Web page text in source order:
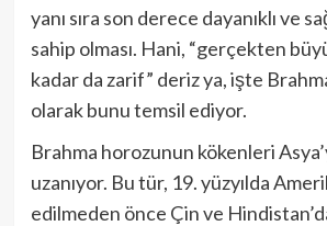
yanı sıra son derece dayanıklı ve
sahip olması. Hani, “gerçekten
kadar da zarif” deriz ya, işte
olarak bunu temsil ediyor.
Brahma horozunun kökenleri
uzanıyor. Bu tür, 19. yüzyılda
edilmeden önce Çin ve